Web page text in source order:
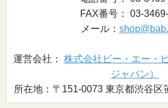
FAX番号： 03-
メール：
運営会社： 株式会社ビー・エー・
ジャパン）
所在地：〒151-0073 東京都渋谷区